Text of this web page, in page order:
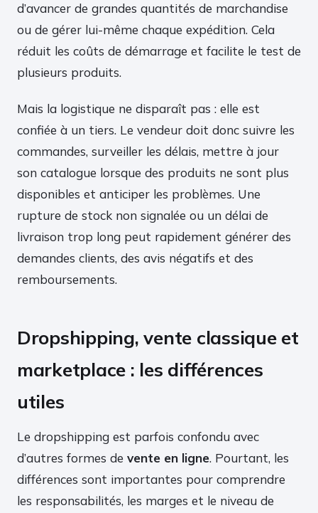
d’avancer de grandes quantités de marchandise
ou de gérer lui-même chaque expédition. Cela
réduit les coûts de démarrage et facilite le test de
plusieurs produits.
Mais la logistique ne disparaît pas : elle est
confiée à un tiers. Le vendeur doit donc suivre les
commandes, surveiller les délais, mettre à jour
son catalogue lorsque des produits ne sont plus
disponibles et anticiper les problèmes. Une
rupture de stock non signalée ou un délai de
livraison trop long peut rapidement générer des
demandes clients, des avis négatifs et des
remboursements.
Dropshipping, vente classique et
marketplace : les différences
utiles
Le dropshipping est parfois confondu avec
d’autres formes de vente en ligne. Pourtant, les
différences sont importantes pour comprendre
les responsabilités, les marges et le niveau de